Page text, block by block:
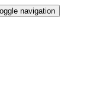
navigation